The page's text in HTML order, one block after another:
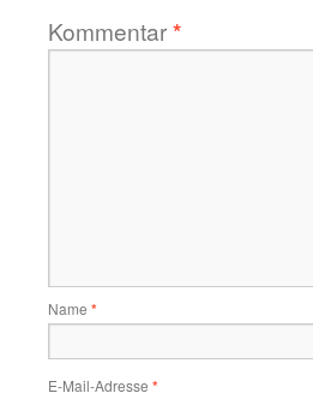
Kommentar*
Name *
E-Mail-Adresse *